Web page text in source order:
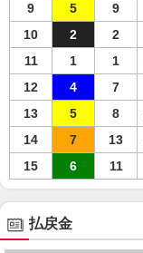
9
5 9
10
2 2
11
1 1
12
4 7
13
5 8
14
7 13
15
6 11
払戻金